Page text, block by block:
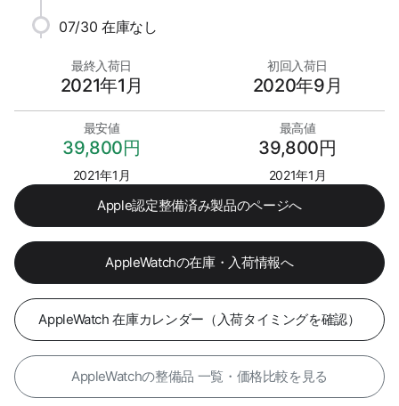
07/30 在庫なし
最終入荷日
2021年1月
初回入荷日
2020年9月
最安値
39,800円
2021年1月
最高値
39,800円
2021年1月
Apple認定整備済み製品のページへ
AppleWatchの在庫・入荷情報へ
AppleWatch 在庫カレンダー（入荷タイミングを確認）
AppleWatchの整備品 一覧・価格比較を見る